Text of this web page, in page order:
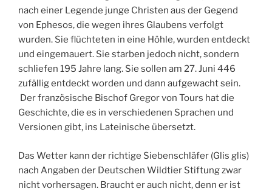
nach einer Legende junge Christen aus der Gegend
von Ephesos, die wegen ihres Glaubens verfolgt
wurden. Sie flüchteten in eine Höhle, wurden entdeckt
und eingemauert. Sie starben jedoch nicht, sondern
schliefen 195 Jahre lang. Sie sollen am 27. Juni 446
zufällig entdeckt worden und dann aufgewacht sein.
Der französische Bischof Gregor von Tours hat die
Geschichte, die es in verschiedenen Sprachen und
Versionen gibt, ins Lateinische übersetzt.
Das Wetter kann der richtige Siebenschläfer (Glis glis)
nach Angaben der Deutschen Wildtier Stiftung zwar
nicht vorhersagen. Braucht er auch nicht, denn er ist